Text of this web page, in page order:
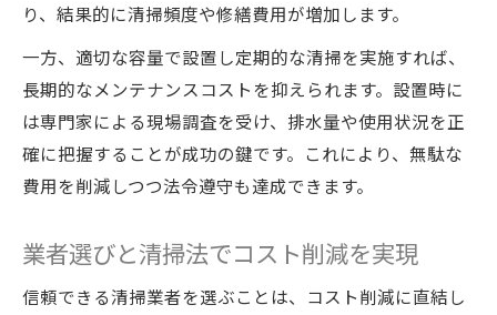
り、結果的に清掃頻度や修繕費用が増加します。
一方、適切な容量で設置し定期的な清掃を実施すれば、
長期的なメンテナンスコストを抑えられます。設置時に
は専門家による現場調査を受け、排水量や使用状況を正
確に把握することが成功の鍵です。これにより、無駄な
費用を削減しつつ法令遵守も達成できます。
業者選びと清掃法でコスト削減を実現
信頼できる清掃業者を選ぶことは、コスト削減に直結し